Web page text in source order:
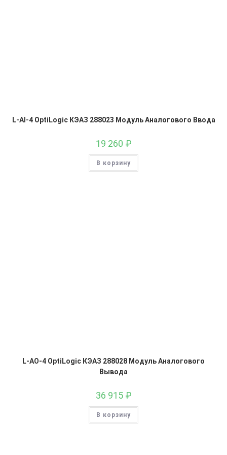
L-AI-4 OptiLogic КЭАЗ 288023 Модуль Аналогового Ввода
19 260 ₽
В корзину
L-AO-4 OptiLogic КЭАЗ 288028 Модуль Аналогового
Вывода
36 915 ₽
В корзину